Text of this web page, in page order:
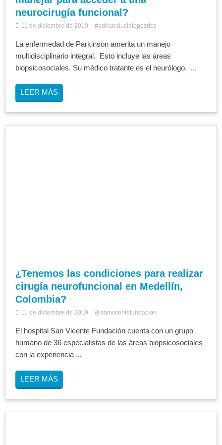
neurocirugía funcional?
11 de diciembre de 2019 #adrianalucialopezrios
La enfermedad de Parkinson amerita un manejo
multidisciplinario integral. Esto incluye las áreas
biopsicosociales. Su médico tratante es el neurólogo. ...
LEER MÁS
¿Tenemos las condiciones para realizar
cirugía neurofuncional en Medellín,
Colombia?
11 de diciembre de 2019 @sanvicentefundacion
El hospital San Vicente Fundación cuenta con un grupo
humano de 36 especialistas de las áreas biopsicosociales
con la experiencia ...
LEER MÁS